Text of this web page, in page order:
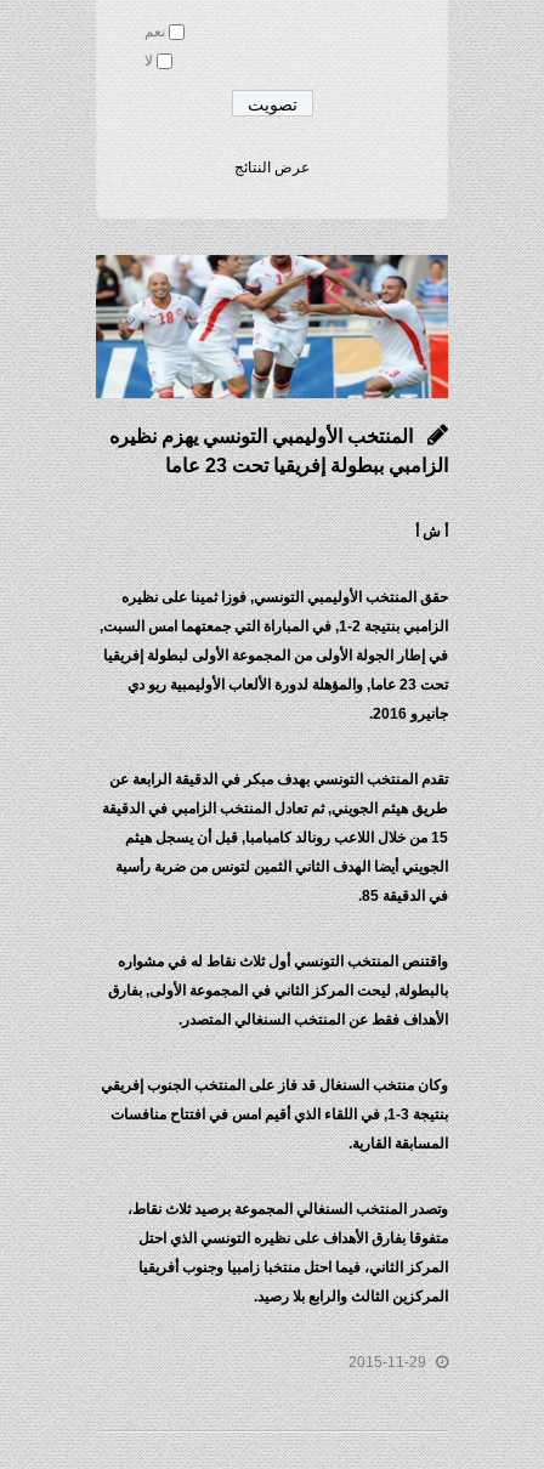
نعم
عرض النتائج
المنتخب الأوليمبي التونسي يهزم نظيره
الزامبي ببطولة إفريقيا تحت 23 عاما
أ ش أ
حقق المنتخب الأوليمبي التونسي, فوزا ثمينا على نظيره
الزامبي بنتيجة 2-1, في المباراة التي جمعتهما امس السبت,
في إطار الجولة الأولى من المجموعة الأولى لبطولة إفريقيا
تحت 23 عاما, والمؤهلة لدورة الألعاب الأوليمبية ريو دي
جانيرو 2016.
تقدم المنتخب التونسي بهدف مبكر في الدقيقة الرابعة عن
طريق هيثم الجويني, ثم تعادل المنتخب الزامبي في الدقيقة
15 من خلال اللاعب رونالد كامبامبا, قبل أن يسجل هيثم
الجويني أيضا الهدف الثاني الثمين لتونس من ضربة رأسية
في الدقيقة 85.
واقتنص المنتخب التونسي أول ثلاث نقاط له في مشواره
بالبطولة, ليحت المركز الثاني في المجموعة الأولى, بفارق
الأهداف فقط عن المنتخب السنغالي المتصدر.
وكان منتخب السنغال قد فاز على المنتخب الجنوب إفريقي
بنتيجة 3-1, في اللقاء الذي أقيم امس في افتتاح منافسات
المسابقة القارية.
وتصدر المنتخب السنغالي المجموعة برصيد ثلاث نقاط،
متفوقا بفارق الأهداف على نظيره التونسي الذي احتل
المركز الثاني، فيما احتل منتخبا زامبيا وجنوب أفريقيا
المركزين الثالث والرابع بلا رصيد.
2015-11-29